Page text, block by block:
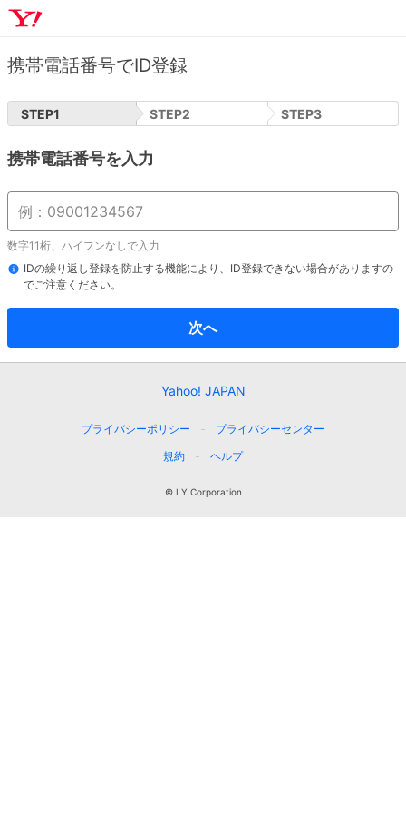
携帯電話番号でID登録
STEP1 STEP2 STEP3
携帯電話番号を入力
数字11桁、ハイフンなしで入力
IDの繰り返し登録を防止する機能により、ID登録できない場合がありますの
でご注意ください。
次へ
Yahoo! JAPAN
プライバシーポリシー
プライバシーセンター
規約
ヘルプ
© LY Corporation